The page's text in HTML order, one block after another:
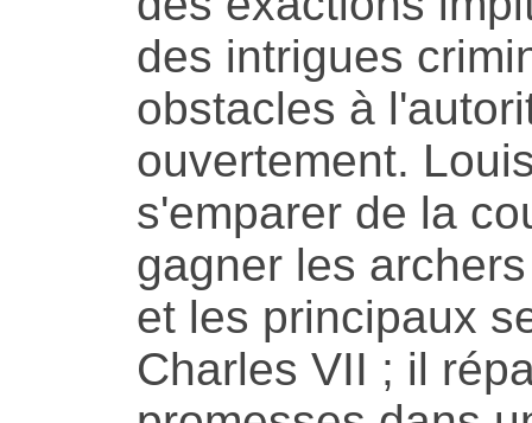
des intrigues
obstacles à
ouvertement.
s'emparer de la
gagner les
et les principaux
Charles VII ; il